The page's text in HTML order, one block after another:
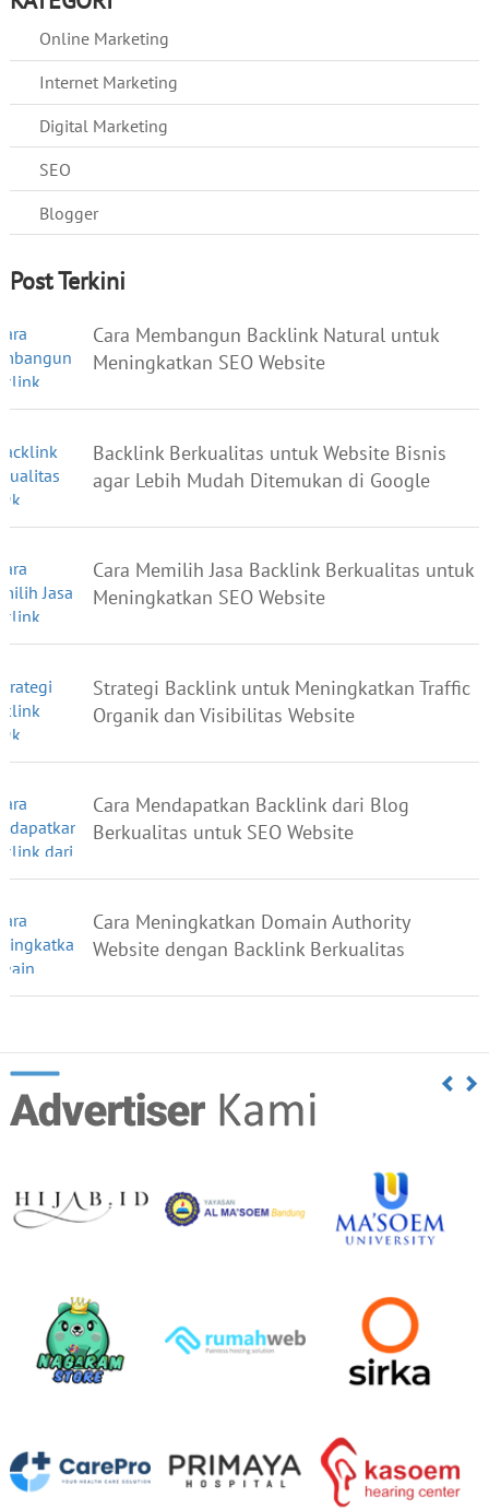
Online Marketing
Internet Marketing
Digital Marketing
SEO
Blogger
Post Terkini
Cara Membangun Backlink Natural untuk
Meningkatkan SEO Website
Backlink Berkualitas untuk Website Bisnis
agar Lebih Mudah Ditemukan di Google
Cara Memilih Jasa Backlink Berkualitas untuk
Meningkatkan SEO Website
Strategi Backlink untuk Meningkatkan Traffic
Organik dan Visibilitas Website
Cara Mendapatkan Backlink dari Blog
Berkualitas untuk SEO Website
Cara Meningkatkan Domain Authority
Website dengan Backlink Berkualitas